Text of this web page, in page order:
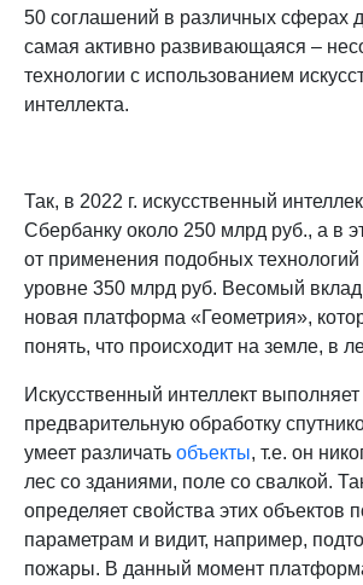
50 соглашений в различных сферах
самая активно развивающаяся –
технологии с использованием
интеллекта.
Так, в 2022 г. искусственный
Сбербанку около 250 млрд руб., а в
от применения подобных
уровне 350 млрд руб. Весомый
новая платформа «Геометрия»,
понять, что происходит на земле, в
Искусственный интеллект выполняет
предварительную обработку
умеет различать объекты, т.е. он
лес со зданиями, поле со свалкой.
определяет свойства этих объектов
параметрам и видит, например,
пожары. В данный момент